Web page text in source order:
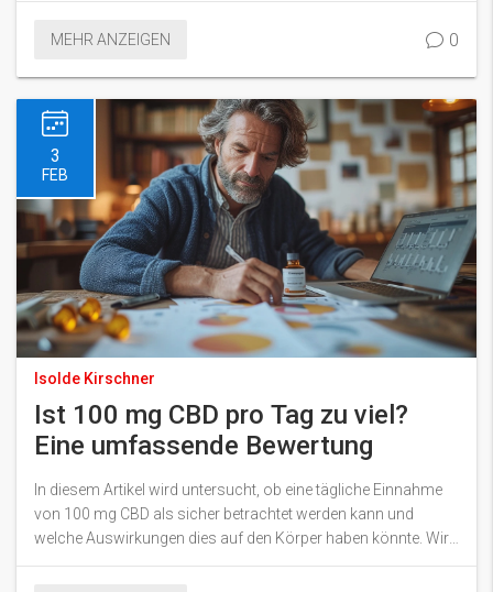
MEHR ANZEIGEN 0
3
FEB
Isolde Kirschner
Ist 100 mg CBD pro Tag zu viel?
Eine umfassende Bewertung
In diesem Artikel wird untersucht, ob eine tägliche Einnahme
von 100 mg CBD als sicher betrachtet werden kann und
welche Auswirkungen dies auf den Körper haben könnte. Wir
werden uns die aktuellen Forschungsergebnisse ansehen, wie